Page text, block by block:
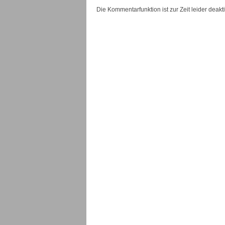
Die Kommentarfunktion ist zur Zeit leider